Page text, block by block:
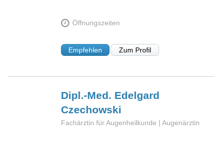
Öffnungszeiten
Empfehlen Zum Profil
Dipl.-Med. Edelgard
Czechowski
Fachärztin für Augenheilkunde | Augenärztin